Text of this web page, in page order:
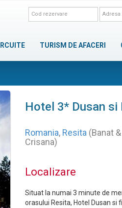
TURISM DE AFACERI
Hotel 3* Dusan si
Romania, Resita (Banat &
Crisana)
Localizare
Situat la numai 3 minute de
orasului Resita, Hotel Dusan si